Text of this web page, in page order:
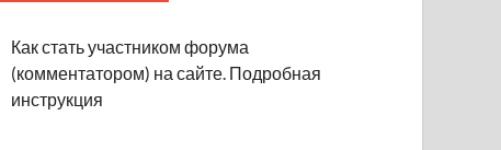
Как стать участником форума
(комментатором) на сайте. Подробная
инструкция